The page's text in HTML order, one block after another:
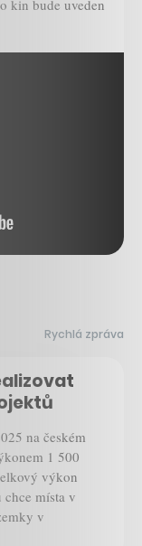
kin bude uveden
Rychlá zpráva
na českém
1 500
výkon
místa v
v